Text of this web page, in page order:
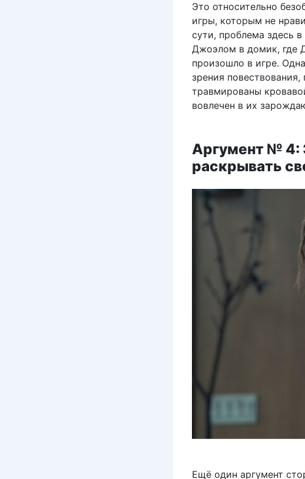
Это относительно
игры, которым не
сути, проблема здесь
Джоэлом в домик, где
произошло в игре.
зрения
травмированы
вовлечен в их
Аргумент № 4:
раскрывать
Ещё один аргумент